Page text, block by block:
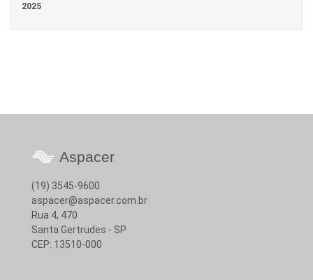
2025
Aspacer
(19) 3545-9600
aspacer@aspacer.com.br
Rua 4, 470
Santa Gertrudes - SP
CEP: 13510-000